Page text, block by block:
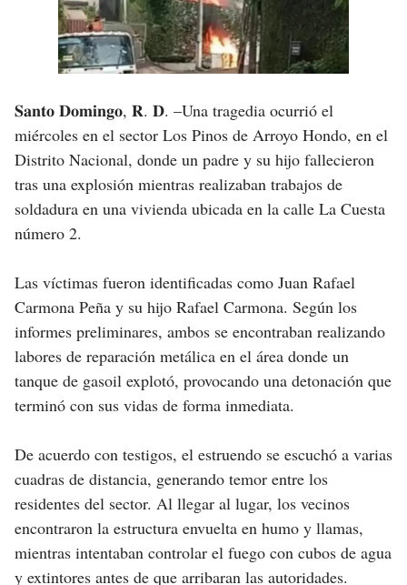
𝐒𝐚𝐧𝐭𝐨 𝐃𝐨𝐦𝐢𝐧𝐠𝐨, 𝐑. 𝐃. –Una tragedia ocurrió el
miércoles en el sector Los Pinos de Arroyo Hondo, en el
Distrito Nacional, donde un padre y su hijo fallecieron
tras una explosión mientras realizaban trabajos de
soldadura en una vivienda ubicada en la calle La Cuesta
número 2.
Las víctimas fueron identificadas como Juan Rafael
Carmona Peña y su hijo Rafael Carmona. Según los
informes preliminares, ambos se encontraban realizando
labores de reparación metálica en el área donde un
tanque de gasoil explotó, provocando una detonación que
terminó con sus vidas de forma inmediata.
De acuerdo con testigos, el estruendo se escuchó a varias
cuadras de distancia, generando temor entre los
residentes del sector. Al llegar al lugar, los vecinos
encontraron la estructura envuelta en humo y llamas,
mientras intentaban controlar el fuego con cubos de agua
y extintores antes de que arribaran las autoridades.